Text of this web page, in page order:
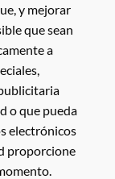
y mejorar
que sean
a
o que pueda
electrónicos
proporcione